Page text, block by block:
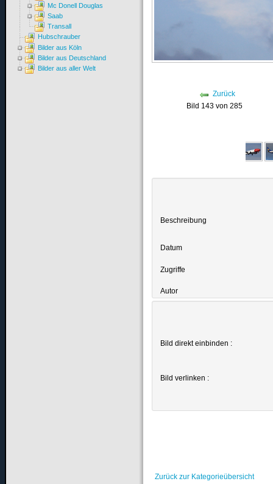
Zurück
Bild 143 von 285
Beschreibung
Datum
Zugriffe
Autor
Bild direkt einbinden :
Bild verlinken :
Zurück zur Kategorieübersicht
Mc Donell Douglas
Saab
Transall
Hubschrauber
Bilder aus Köln
Bilder aus Deutschland
Bilder aus aller Welt